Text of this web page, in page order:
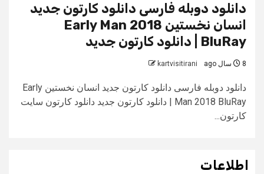
دانلود دوبله فارسی دانلود کارتون جدید
انسان نخستین Early Man 2018
BluRay | دانلود کارتون جدید
8 سال ago kartvisitirani
دانلود دوبله فارسی دانلود کارتون جدید انسان نخستین Early
Man 2018 BluRay | دانلود کارتون جدید دانلود کارتون سایت
کارتون...
اطلاعات